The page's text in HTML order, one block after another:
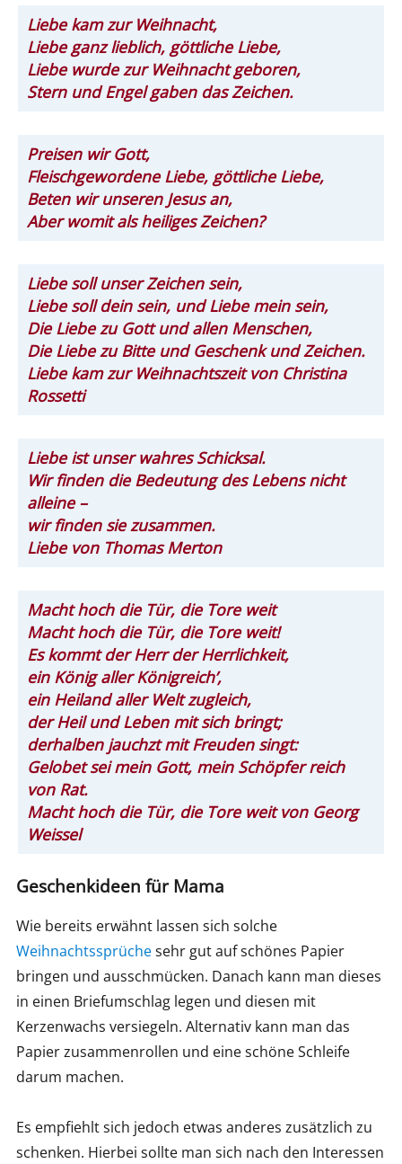
Liebe kam zur Weihnacht,
Liebe ganz lieblich, göttliche Liebe,
Liebe wurde zur Weihnacht geboren,
Stern und Engel gaben das Zeichen.
Preisen wir Gott,
Fleischgewordene Liebe, göttliche Liebe,
Beten wir unseren Jesus an,
Aber womit als heiliges Zeichen?
Liebe soll unser Zeichen sein,
Liebe soll dein sein, und Liebe mein sein,
Die Liebe zu Gott und allen Menschen,
Die Liebe zu Bitte und Geschenk und Zeichen.
Liebe kam zur Weihnachtszeit von Christina
Rossetti
Liebe ist unser wahres Schicksal.
Wir finden die Bedeutung des Lebens nicht
alleine –
wir finden sie zusammen.
Liebe von Thomas Merton
Macht hoch die Tür, die Tore weit
Macht hoch die Tür, die Tore weit!
Es kommt der Herr der Herrlichkeit,
ein König aller Königreich’,
ein Heiland aller Welt zugleich,
der Heil und Leben mit sich bringt;
derhalben jauchzt mit Freuden singt:
Gelobet sei mein Gott, mein Schöpfer reich
von Rat.
Macht hoch die Tür, die Tore weit von Georg
Weissel
Geschenkideen für Mama
Wie bereits erwähnt lassen sich solche
Weihnachtssprüchesehr gut auf schönes Papier
bringen und ausschmücken. Danach kann man dieses
in einen Briefumschlag legen und diesen mit
Kerzenwachs versiegeln. Alternativ kann man das
Papier zusammenrollen und eine schöne Schleife
darum machen.
Es empfiehlt sich jedoch etwas anderes zusätzlich zu
schenken. Hierbei sollte man sich nach den Interessen